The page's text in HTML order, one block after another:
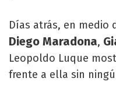
Días atrás, en medio
Diego Maradona,
Leopoldo Luque
frente a ella sin